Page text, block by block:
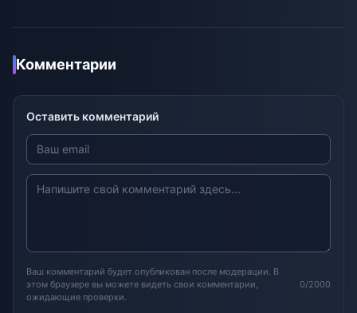
Комментарии
Оставить комментарий
Ваш комментарий будет опубликован после модерации. В
этом браузере вы можете видеть свои комментарии,
ожидающие проверки.
0/2000